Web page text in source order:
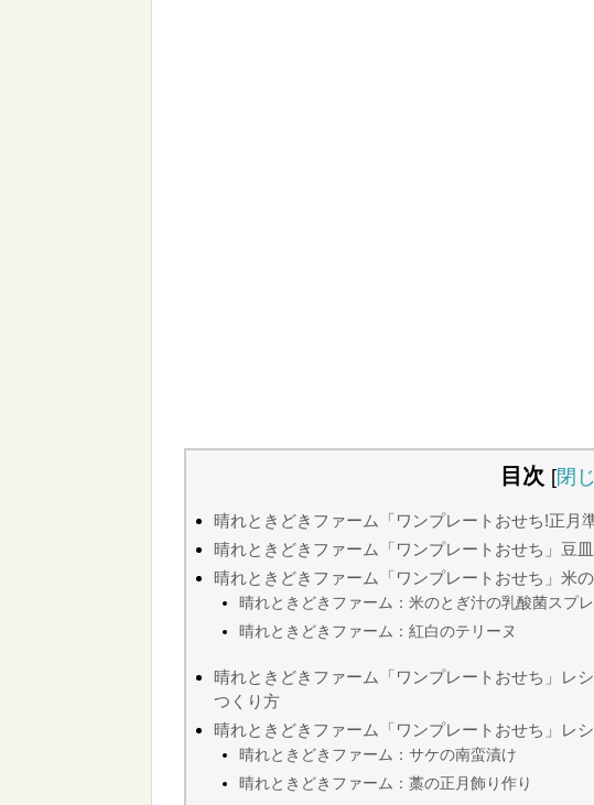
目次 [閉
晴れときどきファーム「ワンプレートおせち!正月
晴れときどきファーム「ワンプレートおせち」豆
晴れときどきファーム「ワンプレートおせち」米
晴れときどきファーム：米のとぎ汁の乳酸菌スプ
晴れときどきファーム：紅白のテリーヌ
晴れときどきファーム「ワンプレートおせち」レ
つくり方
晴れときどきファーム「ワンプレートおせち」レ
晴れときどきファーム：サケの南蛮漬け
晴れときどきファーム：藁の正月飾り作り